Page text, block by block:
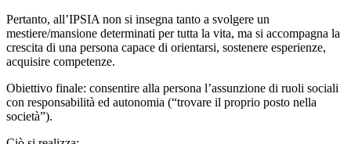
Pertanto, all’IPSIA non si insegna tanto a svolgere un
mestiere/mansione determinati per tutta la vita, ma si accompagna la
crescita di una persona capace di orientarsi, sostenere esperienze,
acquisire competenze.
Obiettivo finale: consentire alla persona l’assunzione di ruoli sociali
con responsabilità ed autonomia (“trovare il proprio posto nella
società”).